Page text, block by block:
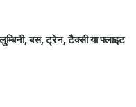
बस, ट्रेन, टैक्सी या फ्लाइट